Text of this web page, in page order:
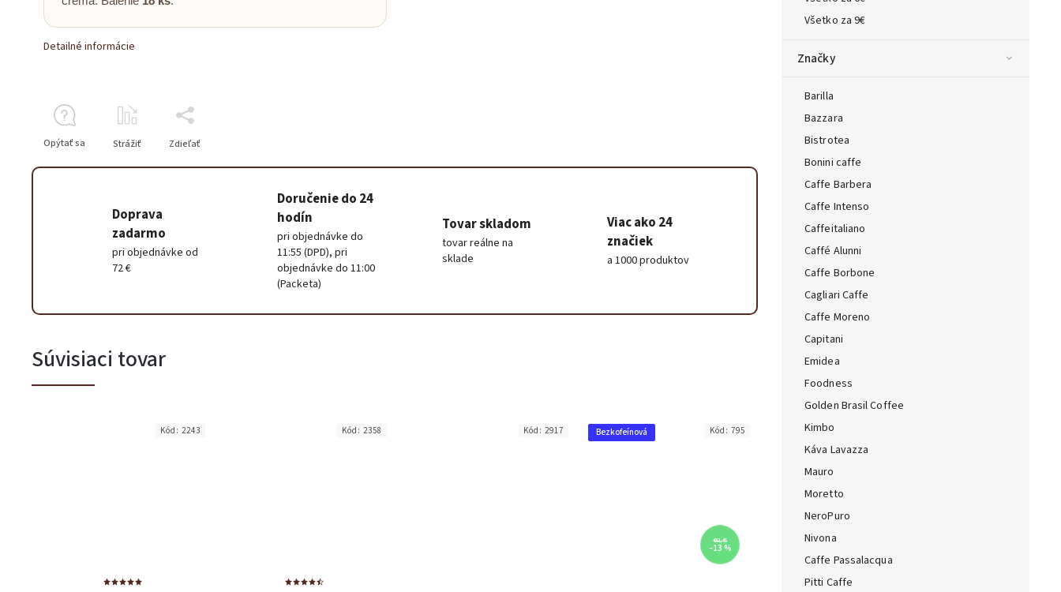
Všetko za 9€
Značky
Barilla
Bazzara
Bistrotea
Bonini caffe
Caffe Barbera
Caffe Intenso
Caffeitaliano
Caffé Alunni
Caffe Borbone
Cagliari Caffe
Caffe Moreno
Capitani
Emidea
Foodness
Golden Brasil Coffee
Kimbo
Káva Lavazza
Mauro
Moretto
NeroPuro
Nivona
Caffe Passalacqua
Pitti Caffe
Detailné informácie
Opýtať sa Strážiť Zdieľať
Doprava
zadarmo
pri objednávke od
72 €
Doručenie do 24
hodín
pri objednávke do
11:55 (DPD), pri
objednávke do 11:00
(Packeta)
Tovar skladom
tovar reálne na
sklade
Viac ako 24
značiek
a 1000 produktov
Súvisiaci tovar
Kód: 2243 Kód: 2358 Kód: 2917 Bezkofeínová
€61,46
–13 %
Kód: 795
Barista — poradca Caffeitaliano